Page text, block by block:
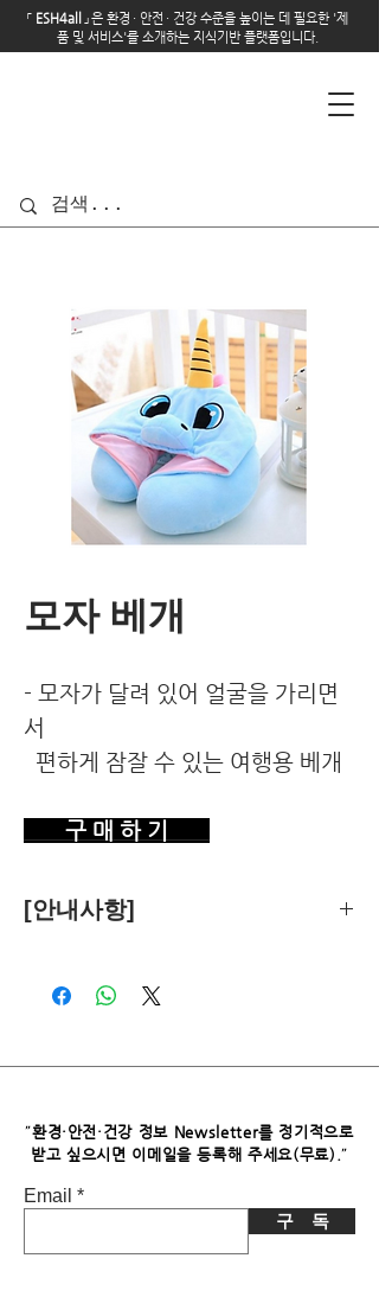
「 ESH4all 」은 환경 · 안전 · 건강 수준을 높이는 데 필요한 '제
품 및 서비스'를 소개하는 지식기반 플랫폼입니다.
모자 베개
- 모자가 달려 있어 얼굴을 가리면
서
편하게 잠잘 수 있는 여행용 베개
구 매 하 기
[안내사항]
객관적 기준에 따라 독립적으로 수행합
파트너스로부터 소정의 수수료를 받습
없습니다.
"환경·안전·건강 정보 Newsletter를 정기적으로
받고 싶으시면​ 이메일을 등록해 주세요(무료)."
Email
구 독